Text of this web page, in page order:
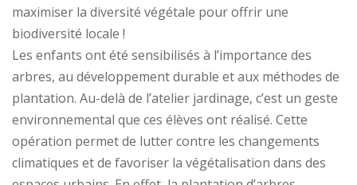
maximiser la diversité végétale pour offrir une
biodiversité locale !
Les enfants ont été sensibilisés à l’importance des
arbres, au développement durable et aux méthodes de
plantation. Au-delà de l’atelier jardinage, c’est un geste
environnemental que ces élèves ont réalisé. Cette
opération permet de lutter contre les changements
climatiques et de favoriser la végétalisation dans des